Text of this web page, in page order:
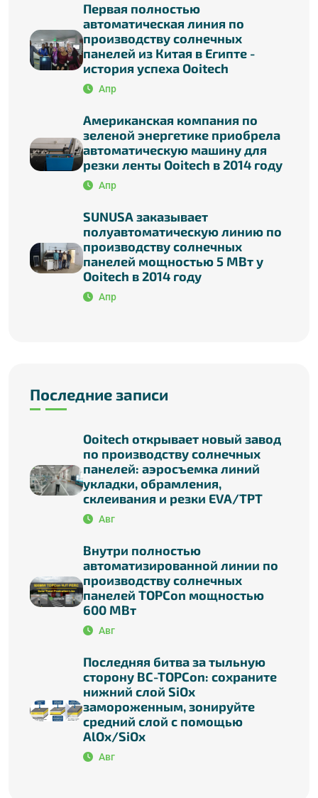
Первая полностью
автоматическая линия по
производству солнечных
панелей из Китая в Египте -
история успеха Ooitech
Апр
Американская компания по
зеленой энергетике приобрела
автоматическую машину для
резки ленты Ooitech в 2014 году
Апр
SUNUSA заказывает
полуавтоматическую линию по
производству солнечных
панелей мощностью 5 МВт у
Ooitech в 2014 году
Апр
Последние записи
Ooitech открывает новый завод
по производству солнечных
панелей: аэросъемка линий
укладки, обрамления,
склеивания и резки EVA/TPT
Авг
Внутри полностью
автоматизированной линии по
производству солнечных
панелей TOPCon мощностью
600 МВт
Авг
Последняя битва за тыльную
сторону BC-TOPCon: сохраните
нижний слой SiOx
замороженным, зонируйте
средний слой с помощью
AlOx/SiOx
Авг